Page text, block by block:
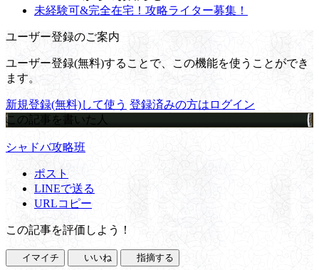
未経験可&完全在宅！攻略ライター募集！
ユーザー登録のご案内
ユーザー登録(無料)することで、この機能を使うことができ
ます。
新規登録(無料)して使う 登録済みの方はログイン
この記事を書いた人
シャドバ攻略班
ポスト
LINEで送る
URLコピー
この記事を評価しよう！
イマイチ いいね 指摘する